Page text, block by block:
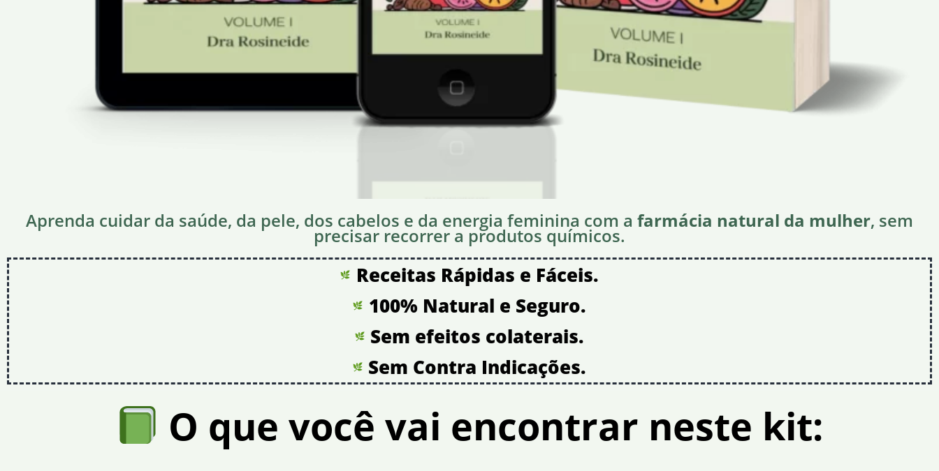
Aprenda cuidar da saúde, da pele, dos cabelos e da energia feminina com a farmácia natural da mulher, sem
precisar recorrer a produtos químicos.
Receitas Rápidas e Fáceis.
100% Natural e Seguro.
Sem efeitos colaterais.
Sem Contra Indicações.
O que você vai encontrar neste kit: